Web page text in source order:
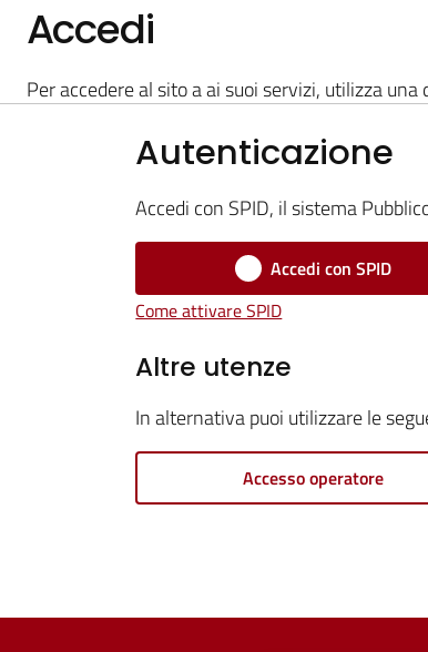
Accedi
Per accedere al sito a ai suoi servizi, utilizza
Autenticazione
Accedi con SPID, il sistema
Accedi con SPID
Come attivare SPID
Altre utenze
In alternativa puoi utilizzare le
Accesso operatore